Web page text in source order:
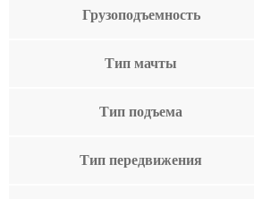
Грузоподъемность
Тип мачты
Тип подъема
Тип передвижения